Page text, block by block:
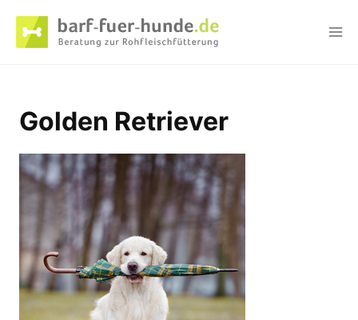
Inhalt
springen
Golden Retriever